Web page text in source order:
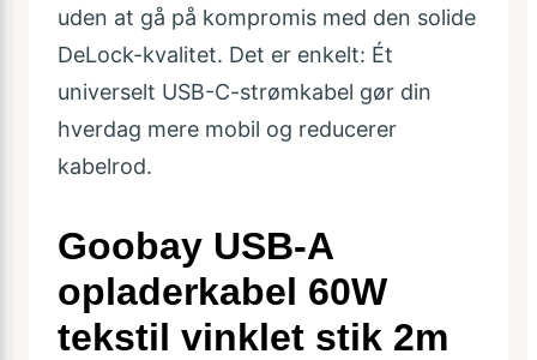
uden at gå på kompromis med den solide
DeLock-kvalitet. Det er enkelt: Ét
universelt USB-C-strømkabel gør din
hverdag mere mobil og reducerer
kabelrod.
Goobay USB-A
opladerkabel 60W
tekstil vinklet stik 2m